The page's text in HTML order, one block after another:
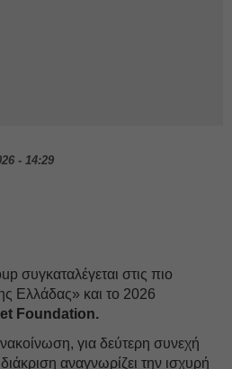
- 14:29
συγκαταλέγεται στις πιο
Ελλάδας» και το 2026
Foundation.
για δεύτερη συνεχή
αναγνωρίζει την ισχυρή